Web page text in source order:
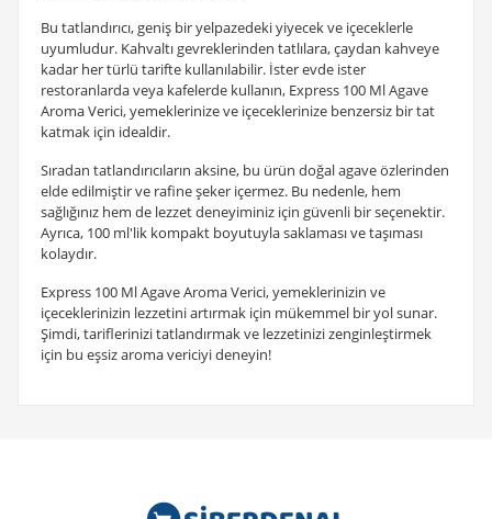
Bu tatlandırıcı, geniş bir yelpazedeki yiyecek ve içeceklerle
uyumludur. Kahvaltı gevreklerinden tatlılara, çaydan kahveye
kadar her türlü tarifte kullanılabilir. İster evde ister
restoranlarda veya kafelerde kullanın, Express 100 Ml Agave
Aroma Verici, yemeklerinize ve içeceklerinize benzersiz bir tat
katmak için idealdir.
Sıradan tatlandırıcıların aksine, bu ürün doğal agave özlerinden
elde edilmiştir ve rafine şeker içermez. Bu nedenle, hem
sağlığınız hem de lezzet deneyiminiz için güvenli bir seçenektir.
Ayrıca, 100 ml'lik kompakt boyutuyla saklaması ve taşıması
kolaydır.
Express 100 Ml Agave Aroma Verici, yemeklerinizin ve
içeceklerinizin lezzetini artırmak için mükemmel bir yol sunar.
Şimdi, tariflerinizi tatlandırmak ve lezzetinizi zenginleştirmek
için bu eşsiz aroma vericiyi deneyin!